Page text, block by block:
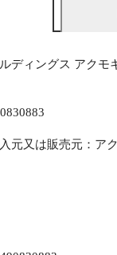
ディングス アクモ
元又は販売元：ア